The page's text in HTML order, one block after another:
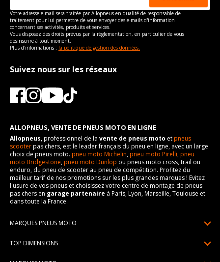
Votre adresse e-mail sera traitée par Allopneus en qualité de responsable de
traitement pour lui permettre de vous envoyer des e-mails d'information
concernant ses activités, produits et services.
Vous disposez des droits prévus par la règlementation, en particulier de vous
désinscrire à tout moment.
Plus d'informations : la politique de gestion des données.
Suivez nous sur les réseaux
ALLOPNEUS, VENTE DE PNEUS MOTO EN LIGNE
Allopneus, professionnel de la vente de pneus moto etpneus
scooterpas chers, est le leader français du pneu en ligne, avec un large
choix de pneus moto. pneu moto Michelin,pneu moto Pirelli,pneu
moto Bridgestone,pneu moto Dunlop ou pneus moto cross, trail ou
enduro, du pneu de scooter au pneu de compétition. Profitez du
meilleur tarif de nos promotions sur les plus grandes marques ! Evitez
l'usure de vos pneus et choisissez votre centre de montage de pneus
pas chers en garage partenaire à Paris, Lyon, Marseille, Toulouse et
dans toute la France.
MARQUES PNEUS MOTO
TOP DIMENSIONS